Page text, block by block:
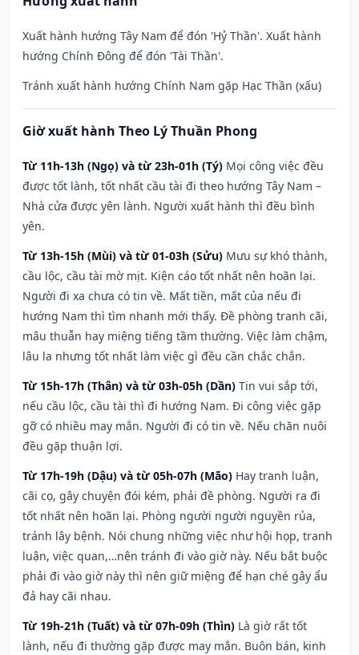
Xuất hành hướng Tây Nam để đón 'Hỷ Thần'. Xuất hành
hướng Chính Đông để đón 'Tài Thần'.
Tránh xuất hành hướng Chính Nam gặp Hạc Thần (xấu)
Giờ xuất hành Theo Lý Thuần Phong
Từ 11h-13h (Ngọ) và từ 23h-01h (Tý) Mọi công việc đều
được tốt lành, tốt nhất cầu tài đi theo hướng Tây Nam –
Nhà cửa được yên lành. Người xuất hành thì đều bình
yên.
Từ 13h-15h (Mùi) và từ 01-03h (Sửu) Mưu sự khó thành,
cầu lộc, cầu tài mờ mịt. Kiện cáo tốt nhất nên hoãn lại.
Người đi xa chưa có tin về. Mất tiền, mất của nếu đi
hướng Nam thì tìm nhanh mới thấy. Đề phòng tranh cãi,
mâu thuẫn hay miệng tiếng tầm thường. Việc làm chậm,
lâu la nhưng tốt nhất làm việc gì đều cần chắc chắn.
Từ 15h-17h (Thân) và từ 03h-05h (Dần) Tin vui sắp tới,
nếu cầu lộc, cầu tài thì đi hướng Nam. Đi công việc gặp
gỡ có nhiều may mắn. Người đi có tin về. Nếu chăn nuôi
đều gặp thuận lợi.
Từ 17h-19h (Dậu) và từ 05h-07h (Mão) Hay tranh luận,
cãi cọ, gây chuyện đói kém, phải đề phòng. Người ra đi
tốt nhất nên hoãn lại. Phòng người người nguyền rủa,
tránh lây bệnh. Nói chung những việc như hội họp, tranh
luận, việc quan,…nên tránh đi vào giờ này. Nếu bắt buộc
phải đi vào giờ này thì nên giữ miệng để hạn ché gây ẩu
đả hay cãi nhau.
Từ 19h-21h (Tuất) và từ 07h-09h (Thìn) Là giờ rất tốt
lành, nếu đi thường gặp được may mắn. Buôn bán, kinh